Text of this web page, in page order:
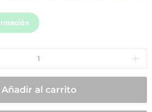
Añadir al carrito